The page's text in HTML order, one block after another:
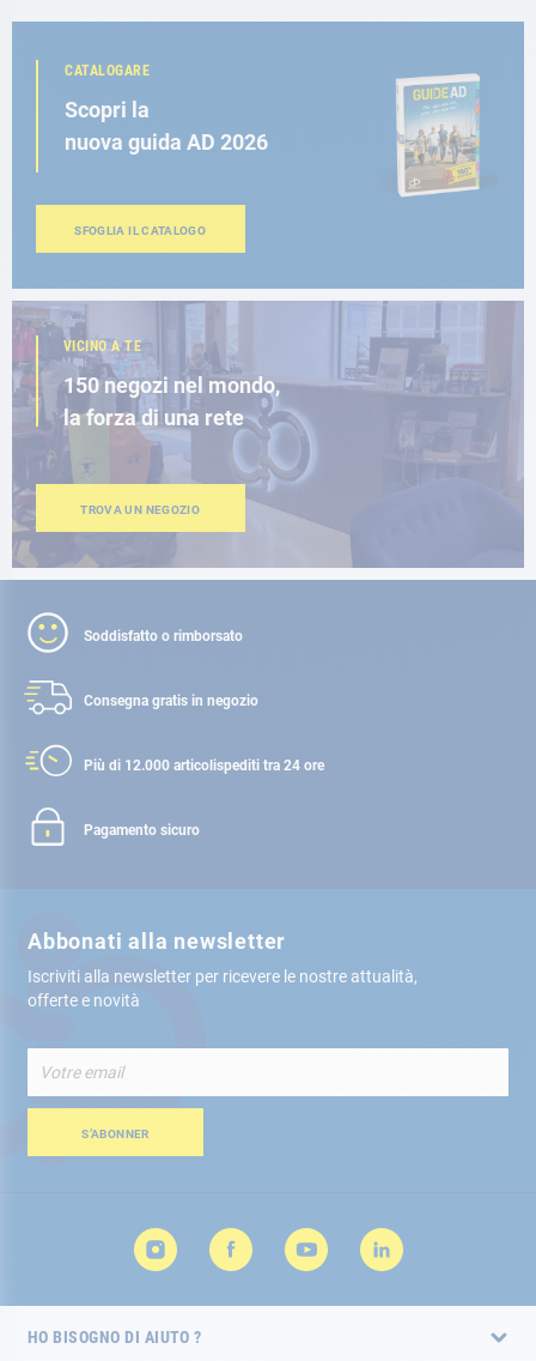
CATALOGARE
Scopri la
nuova guida AD 2026
SFOGLIA IL CATALOGO
VICINO A TE
150 negozi nel mondo,
la forza di una rete
TROVA UN NEGOZIO
Soddisfatto o rimborsato
Consegna gratis in negozio
Più di 12.000 articolispediti tra 24 ore
Pagamento sicuro
Abbonati alla newsletter
Iscriviti alla newsletter per ricevere le nostre attualità,
offerte e novità
alla
nostra
Newsletter:S’ABONNER
HO BISOGNO DI AIUTO ?